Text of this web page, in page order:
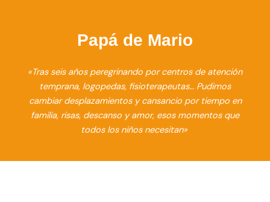
Papá de Mario
«Tras seis años peregrinando por centros de atención
temprana, logopedas, fisioterapeutas… Pudimos
cambiar desplazamientos y cansancio por tiempo en
familia, risas, descanso y amor, esos momentos que
todos los niños necesitan»